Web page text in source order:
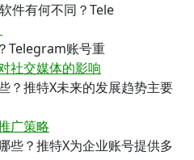
件有何不同？Tele
Telegram账号重
社交媒体的影响
？推特X未来的发展趋势主要
广策略
些？推特X为企业账号提供多